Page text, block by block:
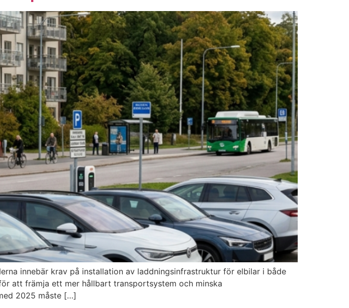
innebär krav på installation av laddningsinfrastruktur för elbilar i både
att främja ett mer hållbart transportsystem och minska
2025 måste […]